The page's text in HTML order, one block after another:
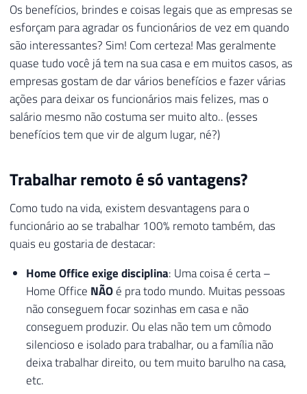
Os benefícios, brindes e coisas legais que as empresas se
esforçam para agradar os funcionários de vez em quando
são interessantes? Sim! Com certeza! Mas geralmente
quase tudo você já tem na sua casa e em muitos casos, as
empresas gostam de dar vários benefícios e fazer várias
ações para deixar os funcionários mais felizes, mas o
salário mesmo não costuma ser muito alto.. (esses
benefícios tem que vir de algum lugar, né?)
Trabalhar remoto é só vantagens?
Como tudo na vida, existem desvantagens para o
funcionário ao se trabalhar 100% remoto também, das
quais eu gostaria de destacar:
Home Office exige disciplina: Uma coisa é certa –
Home Office NÃOé pra todo mundo. Muitas pessoas
não conseguem focar sozinhas em casa e não
conseguem produzir. Ou elas não tem um cômodo
silencioso e isolado para trabalhar, ou a família não
deixa trabalhar direito, ou tem muito barulho na casa,
etc.